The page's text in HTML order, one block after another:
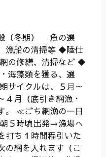
（冬期） 魚の選
漁船の清掃等 ◆陸仕
の修繕、清掃など ◆
海藻類を獲る、選
サイクルは、５月～
４月（底引き網漁・
。 ≪ごち網漁の一日
５時頃出発→漁場へ
打ち１時間程引いた
の網を入れます（こ